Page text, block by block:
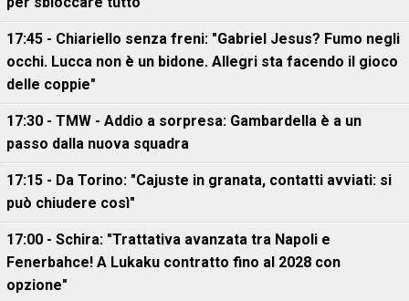
17:45 - Chiariello senza freni: "Gabriel Jesus? Fumo negli
occhi. Lucca non è un bidone. Allegri sta facendo il gioco
delle coppie"
17:30 - TMW - Addio a sorpresa: Gambardella è a un
passo dalla nuova squadra
17:15 - Da Torino: "Cajuste in granata, contatti avviati: si
può chiudere così"
17:00 - Schira: "Trattativa avanzata tra Napoli e
Fenerbahce! A Lukaku contratto fino al 2028 con
opzione"